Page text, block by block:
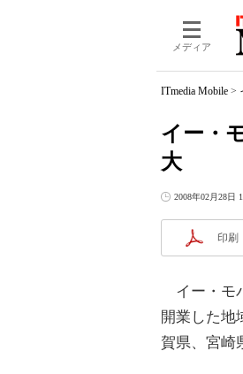
メディア
ITmedia Mobile >
イー・
大
2008年02月28日
印刷
イー・モ
開業した地
賀県、宮崎